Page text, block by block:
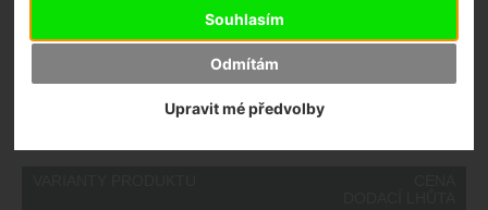
Souhlasím
Odmítám
Upravit mé předvolby
Ano, v Olomouci
Dodací lhůta:
24 měsíců
3 000,- Kč s DPH